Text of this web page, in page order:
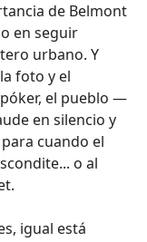
de Belmont
en seguir
urbano. Y
foto y el
el pueblo —
en silencio y
cuando el
o al
igual está